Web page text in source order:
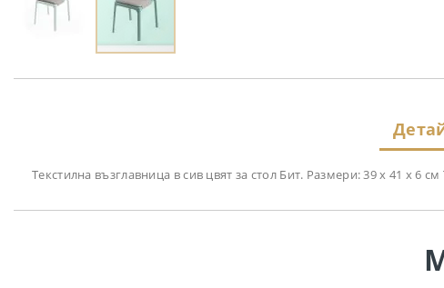
към
снимки
Текстилна възглавница в сив цвят за стол Бит. Размери: 39 х 41 х 6 см